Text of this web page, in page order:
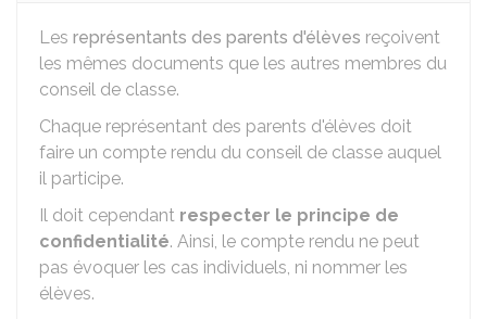
Les représentants des parents d'élèves reçoivent
les mêmes documents que les autres membres du
conseil de classe.
Chaque représentant des parents d'élèves doit
faire un compte rendu du conseil de classe auquel
il participe.
Il doit cependant respecter le principe de
confidentialité. Ainsi, le compte rendu ne peut
pas évoquer les cas individuels, ni nommer les
élèves.